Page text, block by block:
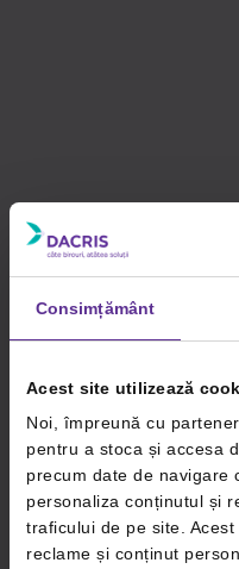
Consimțământ
Acest site utilizează
Noi, împreună cu
pentru a stoca și accesa
precum date de navigare
personaliza conținutul și
traficului de pe site.
reclame și conținut